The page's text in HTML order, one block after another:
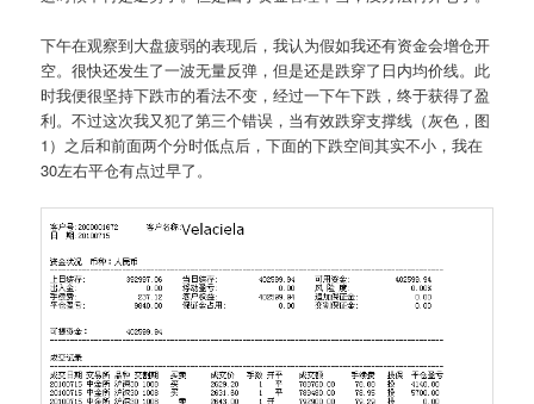
下午在观察到大盘疲弱的表现后，我认为假如我还有资金会增仓开
空。很快还发生了一波无量反弹，但是还是跌穿了日内均价线。此
时我便很坚持下跌市的看法不变，经过一下午下跌，终于获得了盈
利。不过这次我又犯了第三个错误，当有效跌穿支撑线（灰色，图
1）之后和前面两个分时低点后，下面的下跌空间其实不小，我在
30左右平仓有点过早了。